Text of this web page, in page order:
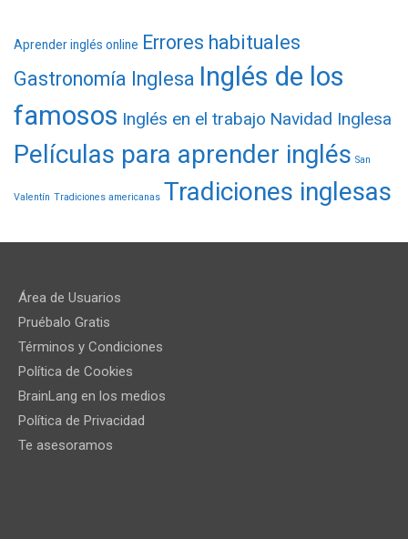
Aprender inglés online Errores habituales
Gastronomía Inglesa Inglés de los
famosos Inglés en el trabajo Navidad Inglesa
Películas para aprender inglés San
Valentín Tradiciones americanas Tradiciones inglesas
Área de Usuarios
Pruébalo Gratis
Términos y Condiciones
Política de Cookies
BrainLang en los medios
Política de Privacidad
Te asesoramos